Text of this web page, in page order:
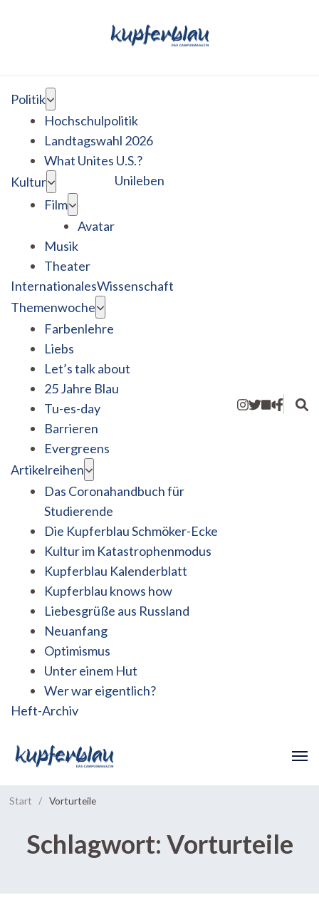
Politik
Hochschulpolitik
Landtagswahl 2026
What Unites U.S.?
Kultur
Film
Avatar
Musik
Theater
Unileben
InternationalesWissenschaft
Themenwoche
Farbenlehre
Liebs
Let’s talk about
25 Jahre Blau
Tu-es-day
Barrieren
Evergreens
Artikelreihen
Das Coronahandbuch für
Studierende
Die Kupferblau Schmöker-Ecke
Kultur im Katastrophenmodus
Kupferblau Kalenderblatt
Kupferblau knows how
Liebesgrüße aus Russland
Neuanfang
Optimismus
Unter einem Hut
Wer war eigentlich?
Heft-Archiv
Start / Vorturteile
Schlagwort: Vorturteile